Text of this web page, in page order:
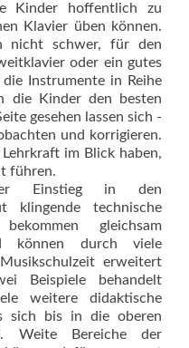
Kinder hoffentlich zu
Klavier üben können.
nicht schwer, für den
oder ein gutes
­Instrumente in Reihe
die Kinder den besten
gesehen lassen sich
und korrigieren.
im Blick haben,
führen.
Einstieg in den
klingende technische
gleichsam
können durch viele
erweitert
Beispiele behandelt
weitere didaktische
sich bis in die oberen
Weite Bereiche der